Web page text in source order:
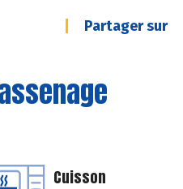
Partager sur
Cuisson